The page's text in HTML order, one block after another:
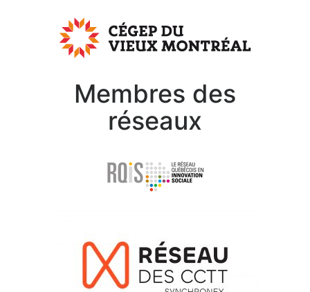
Membres des
réseaux